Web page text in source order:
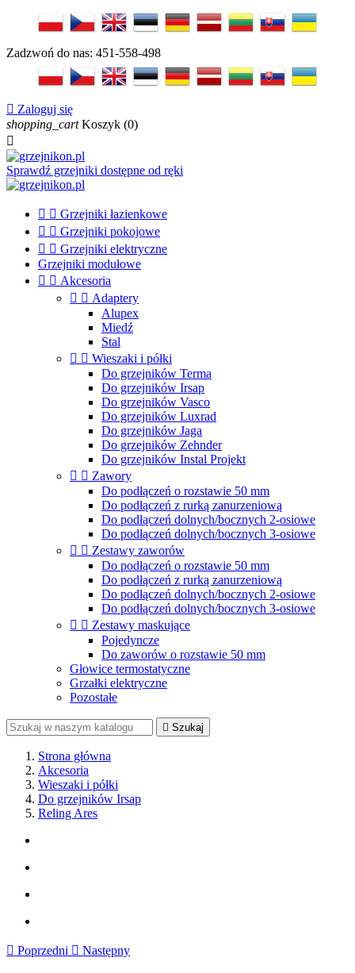
Zadzwoń do nas: 451-558-498
 Zaloguj się
shopping_cart Koszyk (0)

Sprawdź grzejniki dostępne od ręki
  Grzejniki łazienkowe
  Grzejniki pokojowe
  Grzejniki elektryczne
Grzejniki modułowe
  Akcesoria
  Adaptery
Alupex
Miedź
Stal
  Wieszaki i półki
Do grzejników Terma
Do grzejników Irsap
Do grzejników Vasco
Do grzejników Luxrad
Do grzejników Jaga
Do grzejników Zehnder
Do grzejników Instal Projekt
  Zawory
Do podłączeń o rozstawie 50 mm
Do podłączeń z rurką zanurzeniową
Do podłączeń dolnych/bocznych 2-osiowe
Do podłączeń dolnych/bocznych 3-osiowe
  Zestawy zaworów
Do podłączeń o rozstawie 50 mm
Do podłączeń z rurką zanurzeniową
Do podłączeń dolnych/bocznych 2-osiowe
Do podłączeń dolnych/bocznych 3-osiowe
  Zestawy maskujące
Pojedyncze
Do zaworów o rozstawie 50 mm
Głowice termostatyczne
Grzałki elektryczne
Pozostałe
 Szukaj
Strona główna
Akcesoria
Wieszaki i półki
Do grzejników Irsap
Reling Ares
 Poprzedni  Następny